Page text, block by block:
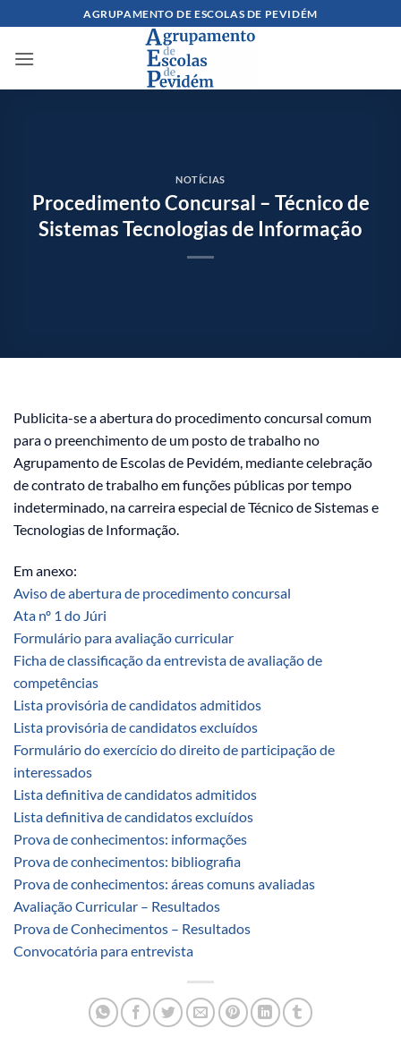
content
AGRUPAMENTO DE ESCOLAS DE PEVIDÉM
NOTÍCIAS
Procedimento Concursal – Técnico de
Sistemas Tecnologias de Informação
Publicita-se a abertura do procedimento concursal comum
para o preenchimento de um posto de trabalho no
Agrupamento de Escolas de Pevidém, mediante celebração
de contrato de trabalho em funções públicas por tempo
indeterminado, na carreira especial de Técnico de Sistemas e
Tecnologias de Informação.
Em anexo:
Aviso de abertura de procedimento concursal
Ata nº 1 do Júri
Formulário para avaliação curricular
Ficha de classificação da entrevista de avaliação de
competências
Lista provisória de candidatos admitidos
Lista provisória de candidatos excluídos
Formulário do exercício do direito de participação de
interessados
Lista definitiva de candidatos admitidos
Lista definitiva de candidatos excluídos
Prova de conhecimentos: informações
Prova de conhecimentos: bibliografia
Prova de conhecimentos: áreas comuns avaliadas
Avaliação Curricular – Resultados
Prova de Conhecimentos – Resultados
Convocatória para entrevista